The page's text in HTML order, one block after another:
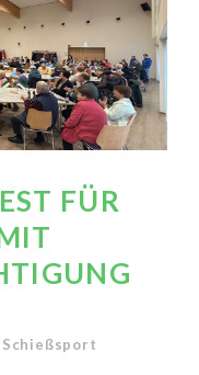
FÜR
Schießsport